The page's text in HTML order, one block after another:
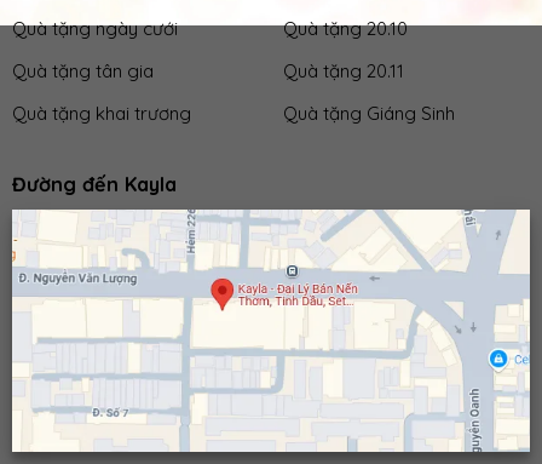
Quà tặng ngày cưới
Quà tặng tân gia
Quà tặng khai trương
Quà tặng 20.10
Quà tặng 20.11
Quà tặng Giáng Sinh
Đường đến Kayla